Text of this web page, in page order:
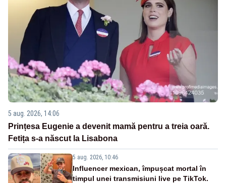
5 aug. 2026, 14:06
Prințesa Eugenie a devenit mamă pentru a treia oară.
Fetița s-a născut la Lisabona
5 aug. 2026, 10:46
Influencer mexican, împușcat mortal în
timpul unei transmisiuni live pe TikTok.